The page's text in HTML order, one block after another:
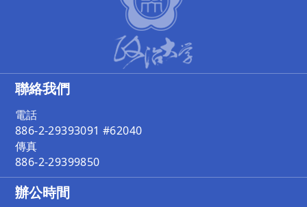
聯絡我們
電話
886-2-29393091 #62040
傳真
886-2-29399850
辦公時間